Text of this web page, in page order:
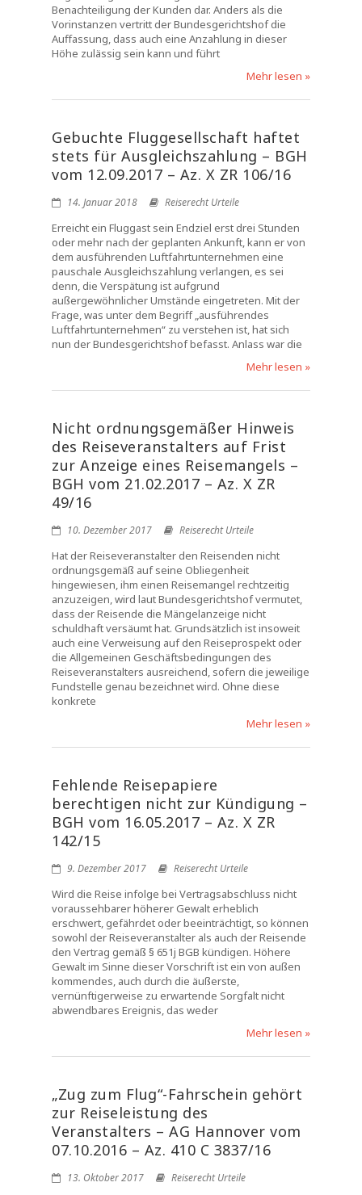
Benachteiligung der Kunden dar. Anders als die
Vorinstanzen vertritt der Bundesgerichtshof die
Auffassung, dass auch eine Anzahlung in dieser
Höhe zulässig sein kann und führt
Mehr lesen »
Gebuchte Fluggesellschaft haftet
stets für Ausgleichszahlung – BGH
vom 12.09.2017 – Az. X ZR 106/16
14. Januar 2018 Reiserecht Urteile
Erreicht ein Fluggast sein Endziel erst drei Stunden
oder mehr nach der geplanten Ankunft, kann er von
dem ausführenden Luftfahrtunternehmen eine
pauschale Ausgleichszahlung verlangen, es sei
denn, die Verspätung ist aufgrund
außergewöhnlicher Umstände eingetreten. Mit der
Frage, was unter dem Begriff „ausführendes
Luftfahrtunternehmen“ zu verstehen ist, hat sich
nun der Bundesgerichtshof befasst. Anlass war die
Mehr lesen »
Nicht ordnungsgemäßer Hinweis
des Reiseveranstalters auf Frist
zur Anzeige eines Reisemangels –
BGH vom 21.02.2017 – Az. X ZR
49/16
10. Dezember 2017 Reiserecht Urteile
Hat der Reiseveranstalter den Reisenden nicht
ordnungsgemäß auf seine Obliegenheit
hingewiesen, ihm einen Reisemangel rechtzeitig
anzuzeigen, wird laut Bundesgerichtshof vermutet,
dass der Reisende die Mängelanzeige nicht
schuldhaft versäumt hat. Grundsätzlich ist insoweit
auch eine Verweisung auf den Reiseprospekt oder
die Allgemeinen Geschäftsbedingungen des
Reiseveranstalters ausreichend, sofern die jeweilige
Fundstelle genau bezeichnet wird. Ohne diese
konkrete
Mehr lesen »
Fehlende Reisepapiere
berechtigen nicht zur Kündigung –
BGH vom 16.05.2017 – Az. X ZR
142/15
9. Dezember 2017 Reiserecht Urteile
Wird die Reise infolge bei Vertragsabschluss nicht
voraussehbarer höherer Gewalt erheblich
erschwert, gefährdet oder beeinträchtigt, so können
sowohl der Reiseveranstalter als auch der Reisende
den Vertrag gemäß § 651j BGB kündigen. Höhere
Gewalt im Sinne dieser Vorschrift ist ein von außen
kommendes, auch durch die äußerste,
vernünftigerweise zu erwartende Sorgfalt nicht
abwendbares Ereignis, das weder
Mehr lesen »
„Zug zum Flug“-Fahrschein gehört
zur Reiseleistung des
Veranstalters – AG Hannover vom
07.10.2016 – Az. 410 C 3837/16
13. Oktober 2017 Reiserecht Urteile